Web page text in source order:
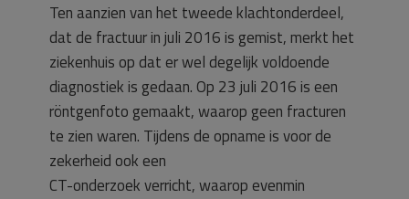
Ten aanzien van het tweede klachtonderdeel,
dat de fractuur in juli 2016 is gemist, merkt het
ziekenhuis op dat er wel degelijk voldoende
diagnostiek is gedaan. Op 23 juli 2016 is een
röntgenfoto gemaakt, waarop geen fracturen
te zien waren. Tijdens de opname is voor de
zekerheid ook een
CT-onderzoek verricht, waarop evenmin